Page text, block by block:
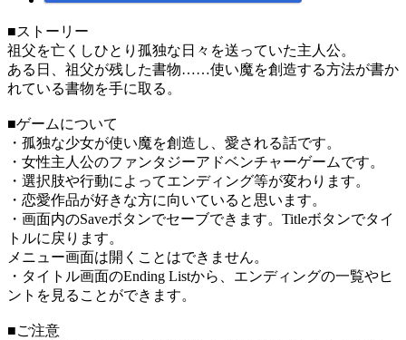
■ストーリー
祖父を亡くしひとり孤独な日々を送っていた主人公。
ある日、祖父が残した書物……使い魔を創造する方法が書か
れている書物を手に取る。
■ゲームについて
・孤独な少女が使い魔を創造し、愛される話です。
・女性主人公のファンタジーアドベンチャーゲームです。
・選択肢や行動によってエンディング等が変わります。
・恋愛作品が好きな方に向いていると思います。
・画面内のSaveボタンでセーブできます。Titleボタンでタイ
トルに戻ります。
メニュー画面は開くことはできません。
・タイトル画面のEnding Listから、エンディングの一覧やヒ
ントを見ることができます。
■ご注意